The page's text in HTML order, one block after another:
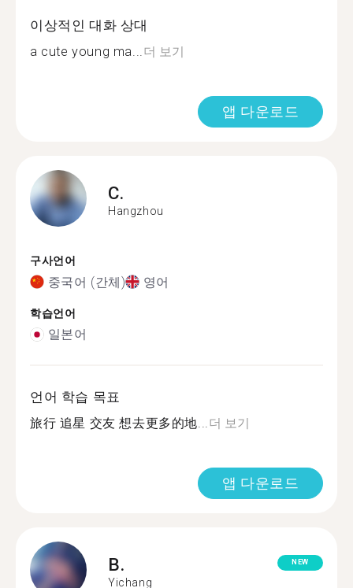
이상적인 대화 상대
a cute young ma...더 보기
앱 다운로드
C.
Hangzhou
구사언어
중국어 (간체) 영어
학습언어
일본어
언어 학습 목표
旅行 追星 交友 想去更多的地...더 보기
앱 다운로드
B.
Yichang
NEW